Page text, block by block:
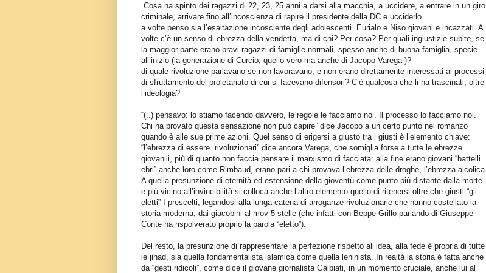
Cosa ha spinto dei ragazzi di 22, 23, 25 anni a darsi alla macchia, a uccidere, a entrare in un giro
criminale, arrivare fino all’incoscienza di rapire il presidente della DC e ucciderlo.
a volte penso sia l’esaltazione incosciente degli adolescenti. Eurialo e Niso giovani e incazzati. A
volte c’è un senso di ebrezza della vendetta, ma di chi? Per cosa? Per quali ingiustizie subite, se
la maggior parte erano bravi ragazzi di famiglie normali, spesso anche di buona famiglia, specie
all’inizio (la generazione di Curcio, quello vero ma anche di Jacopo Varega )?
di quale rivoluzione parlavano se non lavoravano, e non erano direttamente interessati ai processi
di sfruttamento del proletariato di cui si facevano difensori? C’è qualcosa che li ha trascinati, oltre
l’ideologia?
“(..) pensavo: lo stiamo facendo davvero, le regole le facciamo noi. Il processo lo facciamo noi.
Chi ha provato questa sensazione non può capire” dice Jacopo a un certo punto nel romanzo
quando è alle sue prime azioni. Quel senso di erigersi a giusto tra i giusti è l’elemento chiave:
“l’ebrezza di essere. rivoluzionari” dice ancora Varega, che somiglia forse a tutte le ebrezze
giovanili, più di quanto non faccia pensare il marxismo di facciata: alla fine erano giovani “battelli
ebri” anche loro come Rimbaud, erano pari a chi provava l’ebrezza delle droghe, l’ebrezza alcolica.
A quella presunzione di eternità ed estensione della gioventù come punto più distante dalla morte
e più vicino all’invincibilità si colloca anche l’altro elemento quello di ritenersi oltre che giusti “gli
eletti” I prescelti, legandosi alla lunga catena di arroganze rivoluzionarie che hanno costellato la
storia moderna, dai giacobini al mov 5 stelle (che infatti con Beppe Grillo parlando di Giuseppe
Conte ha rispolverato proprio la parola “eletto”).
Del resto, la presunzione di rappresentare la perfezione rispetto all’idea, alla fede è propria di tutte
le jihad, sia quella fondamentalista islamica come quella leninista. In realtà la storia è fatta anche
da “gesti ridicoli”, come dice il giovane giornalista Galbiati, in un momento cruciale, anche lui al